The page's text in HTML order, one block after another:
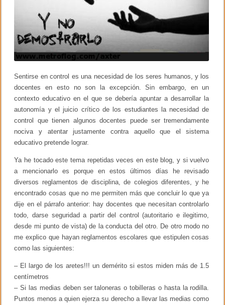
l
a
s
h
u
m
n
i
a
d
G
a
l
G
a
m
o
Sentirse en control es una necesidad de los seres humanos, y los
docentes en esto no son la excepción. Sin embargo, en un
contexto educativo en el que se debería apuntar a desarrollar la
autonomía y el juicio crítico de los estudiantes la necesidad de
control que tienen algunos docentes puede ser tremendamente
nociva y atentar justamente contra aquello que el sistema
educativo pretende lograr.
Ya he tocado este tema repetidas veces en este blog, y si vuelvo
a mencionarlo es porque en estos últimos días he revisado
diversos reglamentos de disciplina, de colegios diferentes, y he
encontrado cosas que no me permiten más que concluir lo que ya
dije en el párrafo anterior: hay docentes que necesitan controlarlo
todo, darse seguridad a partir del control (autoritario e ilegitimo,
desde mi punto de vista) de la conducta del otro. De otro modo no
me explico que hayan reglamentos escolares que estipulen cosas
como las siguientes:
– El largo de los aretes!!! un demérito si estos miden más de 1.5
centímetros
– Si las medias deben ser taloneras o tobilleras o hasta la rodilla.
Puntos menos a quien ejerza su derecho a llevar las medias como